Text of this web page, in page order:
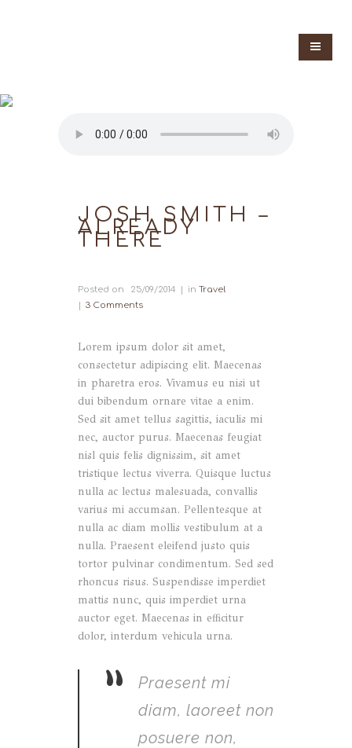
JOSH SMITH –
ALREADY
THERE
Posted on 25/09/2014 in Travel
3 Comments
Lorem ipsum dolor sit amet,
consectetur adipiscing elit. Maecenas
in pharetra eros. Vivamus eu nisi ut
dui bibendum ornare vitae a enim.
Sed sit amet tellus sagittis, iaculis mi
nec, auctor purus. Maecenas feugiat
nisl quis felis dignissim, sit amet
tristique lectus viverra. Quisque luctus
nulla ac lectus malesuada, convallis
varius mi accumsan. Pellentesque at
nulla ac diam mollis vestibulum at a
nulla. Praesent eleifend justo quis
tortor pulvinar condimentum. Sed sed
rhoncus risus. Suspendisse imperdiet
mattis nunc, quis imperdiet urna
auctor eget. Maecenas in efficitur
dolor, interdum vehicula urna.
”
Praesent mi
diam, laoreet non
posuere non,